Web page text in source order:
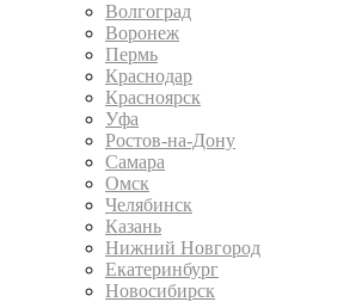
Волгоград
Воронеж
Пермь
Краснодар
Красноярск
Уфа
Ростов-на-Дону
Самара
Омск
Челябинск
Казань
Нижний Новгород
Екатеринбург
Новосибирск